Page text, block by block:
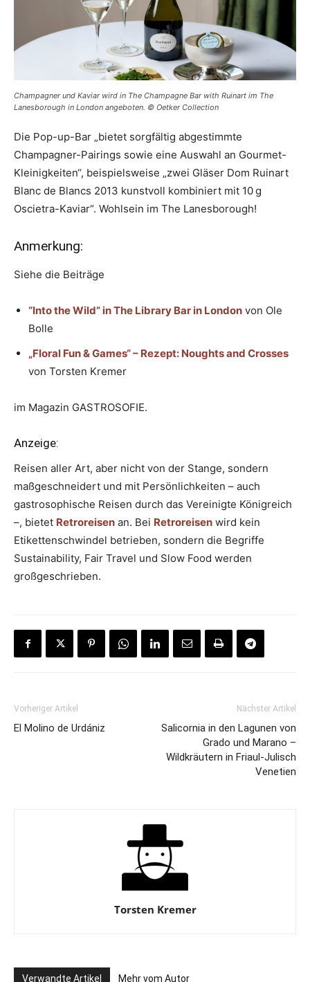
Champagner und Kaviar wird in The Champagne Bar with Ruinart im The
Lanesborough in London angeboten. © Oetker Collection
Die Pop-up-Bar „bietet sorgfältig abgestimmte
Champagner-Pairings sowie eine Auswahl an Gourmet-
Kleinigkeiten“, beispielsweise „zwei Gläser Dom Ruinart
Blanc de Blancs 2013 kunstvoll kombiniert mit 10 g
Oscietra-Kaviar“. Wohlsein im The Lanesborough!
Anmerkung:
Siehe die Beiträge
“Into the Wild” in The Library Bar in London von Ole
Bolle
„Floral Fun & Games“ – Rezept: Noughts and Crosses
von Torsten Kremer
im Magazin GASTROSOFIE.
Anzeige:
Reisen aller Art, aber nicht von der Stange, sondern
maßgeschneidert und mit Persönlichkeiten – auch
gastrosophische Reisen durch das Vereinigte Königreich
–, bietet Retroreisen an. Bei Retroreisen wird kein
Etikettenschwindel betrieben, sondern die Begriffe
Sustainability, Fair Travel und Slow Food werden
großgeschrieben.
Vorheriger Artikel
El Molino de Urdániz
Nächster Artikel
Salicornia in den Lagunen von
Grado und Marano –
Wildkräutern in Friaul-Julisch
Venetien
Torsten Kremer
Verwandte Artikel Mehr vom Autor